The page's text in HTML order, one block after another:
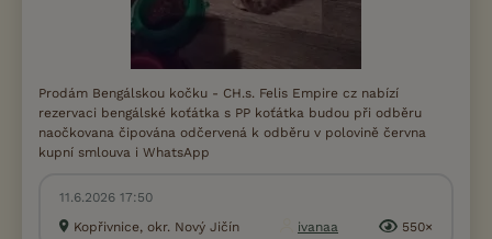
Prodám Bengálskou kočku - CH.s. Felis Empire cz nabízí
rezervaci bengálské koťátka s PP koťátka budou při odběru
naočkovana čipována odčervená k odběru v polovině června
kupní smlouva i WhatsApp
11.6.2026 17:50
Kopřivnice, okr. Nový Jičín
ivanaa 550×